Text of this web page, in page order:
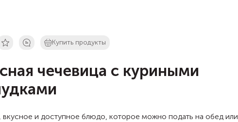
Купить продукты
чечевица с куриными
вкусное и доступное блюдо, которое можно подать на обед или